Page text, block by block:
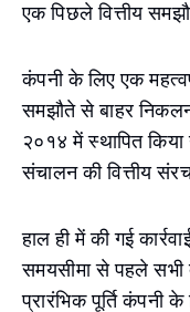
एक पिछले वित्तीय
कंपनी के लिए एक
समझौते से बाहर
२०१४ में स्थापित
संचालन की वित्तीय
हाल ही में की गई
समयसीमा से पहले सभी
प्रारंभिक पूर्ति कंपनी के